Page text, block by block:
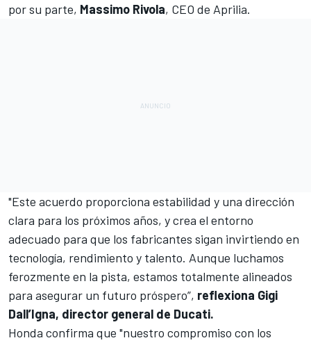
por su parte, Massimo Rivola, CEO de Aprilia.
"Este acuerdo proporciona estabilidad y una dirección
clara para los próximos años, y crea el entorno
adecuado para que los fabricantes sigan invirtiendo en
tecnología, rendimiento y talento. Aunque luchamos
ferozmente en la pista, estamos totalmente alineados
para asegurar un futuro próspero”, reflexiona Gigi
Dall’Igna, director general de Ducati.
Honda confirma que "nuestro compromiso con los